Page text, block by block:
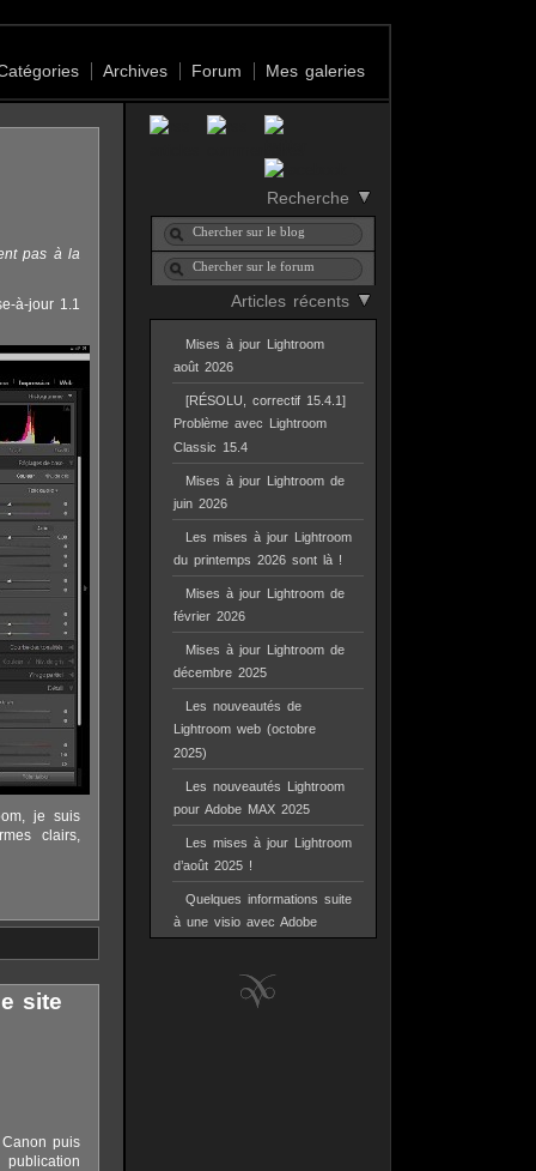
Archives Forum Mes galeries
Recherche
Articles récents
Mises à jour Lightroom
août 2026
[RÉSOLU, correctif 15.4.1]
Problème avec Lightroom
Classic 15.4
Mises à jour Lightroom de
juin 2026
Les mises à jour Lightroom
du printemps 2026 sont là !
Mises à jour Lightroom de
février 2026
Mises à jour Lightroom de
décembre 2025
Les nouveautés de
Lightroom web (octobre
2025)
Les nouveautés Lightroom
pour Adobe MAX 2025
Les mises à jour Lightroom
d’août 2025 !
Quelques informations suite
à une visio avec Adobe
pas à la
à-jour 1.1
je suis
clairs,
site
puis